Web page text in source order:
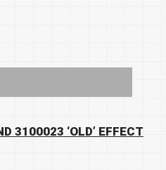
3100023 ‘OLD’ EFFECT